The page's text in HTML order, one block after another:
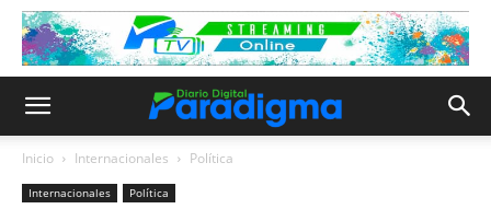
Inicio Internacionales Política
Internacionales Política